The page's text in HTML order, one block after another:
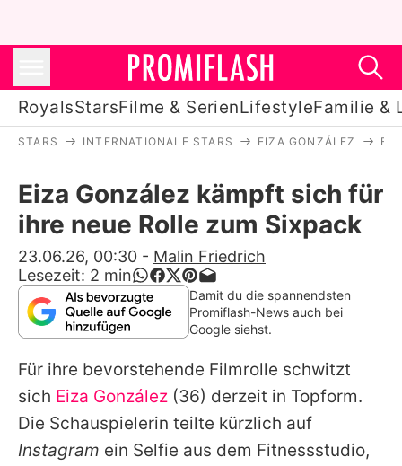
RoyalsStarsFilme & SerienLifestyleFamilie &
Stars
Filme & Serien
Lifestyle
Familie & Liebe
Alle Themen auf Promiflash
Jobs
STARS INTERNATIONALE STARS EIZA GONZÁLEZ
Eiza González kämpft sich für
ihre neue Rolle zum Sixpack
23.06.26, 00:30 - Malin Friedrich
Lesezeit: 2 min
Damit du die spannendsten
Promiflash-News auch bei
Google siehst.
Für ihre bevorstehende Filmrolle schwitzt
sich Eiza González (36) derzeit in Topform.
Die Schauspielerin teilte kürzlich auf
Instagram ein Selfie aus dem Fitnessstudio,